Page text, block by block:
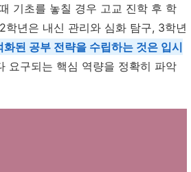
기초를 놓칠 경우 고교 진학 후 학
년은 내신 관리와 심화 탐구, 3학년
화된 공부 전략을 수립하는 것은 입시
요구되는 핵심 역량을 정확히 파악